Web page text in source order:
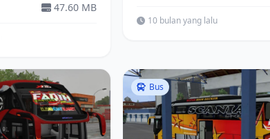
47.60 MB
10 bulan yang lalu
Bus